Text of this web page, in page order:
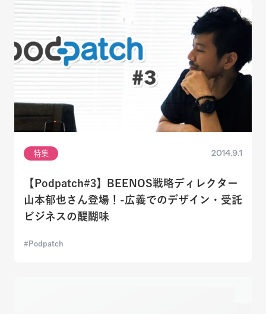
特集 2014.9.1
【Podpatch#3】BEENOS戦略ディレクター
山本郁也さん登場！-広義でのデザイン・受託
ビジネスの醍醐味
Podpatch